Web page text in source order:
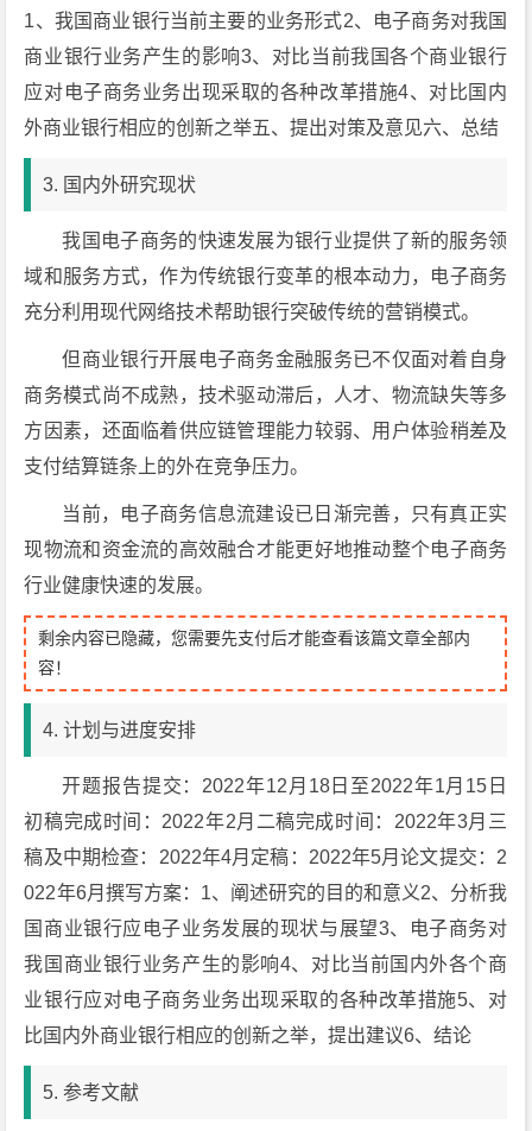
1、我国商业银行当前主要的业务形式2、电子商务对我国
商业银行业务产生的影响3、对比当前我国各个商业银行
应对电子商务业务出现采取的各种改革措施4、对比国内
外商业银行相应的创新之举五、提出对策及意见六、总结
3. 国内外研究现状
我国电子商务的快速发展为银行业提供了新的服务领
域和服务方式，作为传统银行变革的根本动力，电子商务
充分利用现代网络技术帮助银行突破传统的营销模式。
但商业银行开展电子商务金融服务已不仅面对着自身
商务模式尚不成熟，技术驱动滞后，人才、物流缺失等多
方因素，还面临着供应链管理能力较弱、用户体验稍差及
支付结算链条上的外在竞争压力。
当前，电子商务信息流建设已日渐完善，只有真正实
现物流和资金流的高效融合才能更好地推动整个电子商务
行业健康快速的发展。
剩余内容已隐藏，您需要先支付后才能查看该篇文章全部内
容！
4. 计划与进度安排
开题报告提交：2022年12月18日至2022年1月15日
初稿完成时间：2022年2月二稿完成时间：2022年3月三
稿及中期检查：2022年4月定稿：2022年5月论文提交：2
022年6月撰写方案：1、阐述研究的目的和意义2、分析我
国商业银行应电子业务发展的现状与展望3、电子商务对
我国商业银行业务产生的影响4、对比当前国内外各个商
业银行应对电子商务业务出现采取的各种改革措施5、对
比国内外商业银行相应的创新之举，提出建议6、结论
5. 参考文献